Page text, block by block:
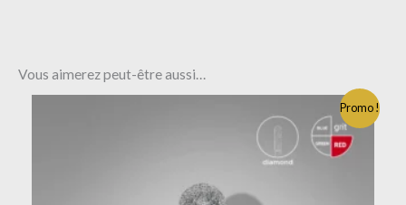
Vous aimerez peut-être aussi…
Promo !